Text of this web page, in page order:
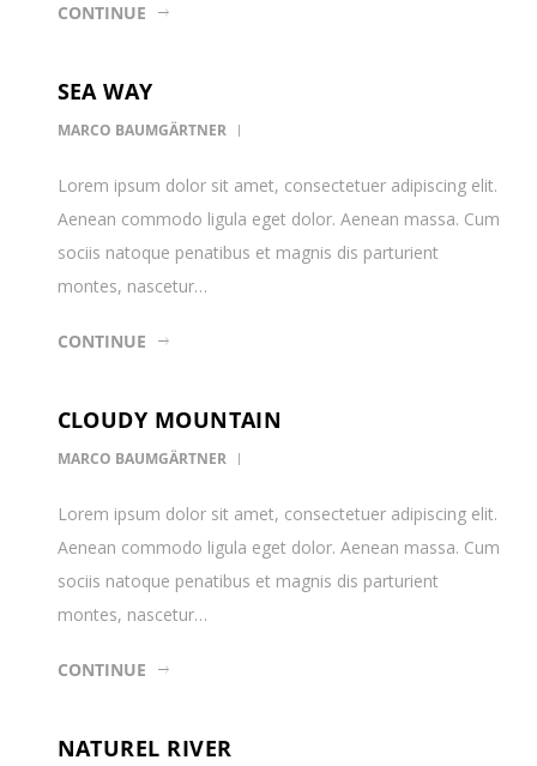
CONTINUE
SEA WAY
MARCO BAUMGÄRTNER
Lorem ipsum dolor sit amet, consectetuer adipiscing elit.
Aenean commodo ligula eget dolor. Aenean massa. Cum
sociis natoque penatibus et magnis dis parturient
montes, nascetur…
CONTINUE
CLOUDY MOUNTAIN
MARCO BAUMGÄRTNER
Lorem ipsum dolor sit amet, consectetuer adipiscing elit.
Aenean commodo ligula eget dolor. Aenean massa. Cum
sociis natoque penatibus et magnis dis parturient
montes, nascetur…
CONTINUE
NATUREL RIVER